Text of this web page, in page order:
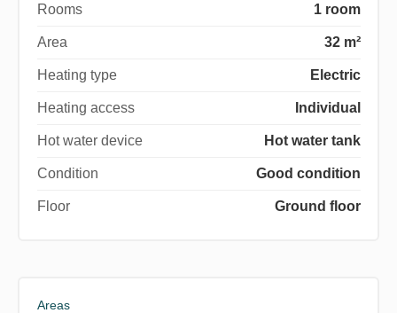
Rooms 1 room
Area 32 m²
Heating type Electric
Heating access Individual
Hot water device Hot water tank
Condition Good condition
Floor Ground floor
Areas